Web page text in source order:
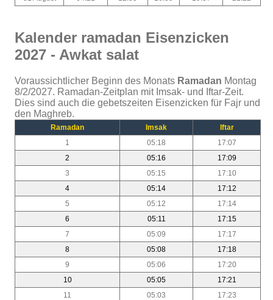
Kalender ramadan Eisenzicken
2027 - Awkat salat
Voraussichtlicher Beginn des Monats Ramadan Montag
8/2/2027. Ramadan-Zeitplan mit Imsak- und Iftar-Zeit.
Dies sind auch die gebetszeiten Eisenzicken für Fajr und
den Maghreb.
Ramadan Imsak
Iftar
1
05:18
17:07
2
05:16
17:09
3
05:15
17:10
4
05:14
17:12
5
05:12
17:14
6
05:11
17:15
7
05:09
17:17
8
05:08
17:18
9
05:06
17:20
10
05:05
17:21
11
05:03
17:23